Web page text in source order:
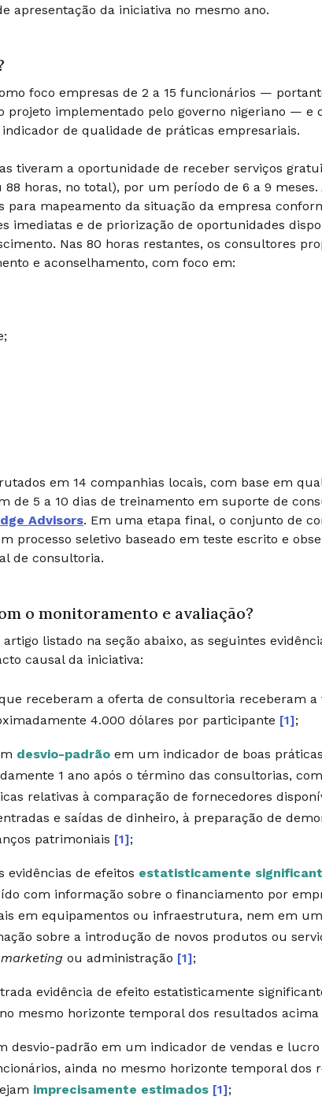
apresentação da iniciativa no mesmo ano.
foco empresas de 2 a 15 funcionários —
projeto implementado pelo governo nigeriano — e
de qualidade de práticas empresariais.
tiveram a oportunidade de receber serviços
88 horas, no total), por um período de 6 a 9
para mapeamento da situação da empresa
imediatas e de priorização de oportunidades
Nas 80 horas restantes, os consultores
e aconselhamento, com foco em:
em 14 companhias locais, com base em
de 5 a 10 dias de treinamento em suporte de
Advisors. Em uma etapa final, o conjunto de
processo seletivo baseado em teste escrito e
de consultoria.
o monitoramento e avaliação?
listado na seção abaixo, as seguintes
causal da iniciativa:
receberam a oferta de consultoria receberam a
4.000 dólares por participante [1];
desvio-padrão em um indicador de boas
1 ano após o término das consultorias,
relativas à comparação de fornecedores
e saídas de dinheiro, à preparação de
patrimoniais [1];
evidências de efeitos estatisticamente
com informação sobre o financiamento por
em equipamentos ou infraestrutura, nem em
sobre a introdução de novos produtos ou
marketing ou administração [1];
evidência de efeito estatisticamente
mesmo horizonte temporal dos resultados acima
desvio-padrão em um indicador de vendas e
ainda no mesmo horizonte temporal dos
imprecisamente estimados [1];